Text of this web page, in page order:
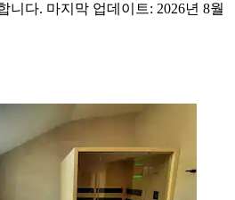
니다. 마지막 업데이트: 2026년 8월